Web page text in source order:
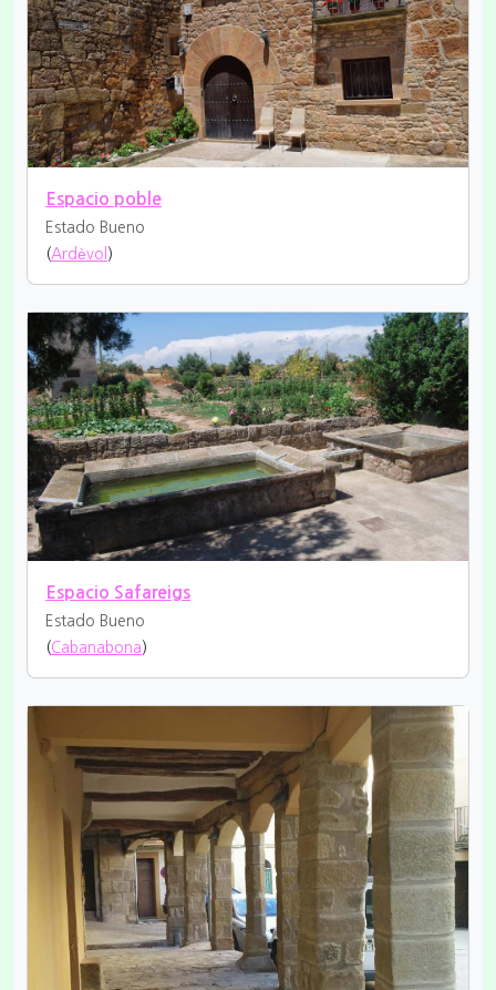
Espacio poble
Estado Bueno
(Ardèvol )
Espacio Safareigs
Estado Bueno
(Cabanabona )